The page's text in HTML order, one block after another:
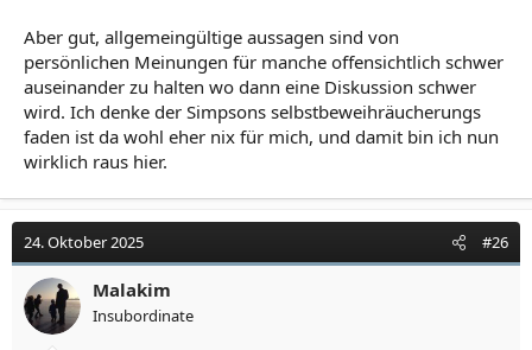
Aber gut, allgemeingültige aussagen sind von
persönlichen Meinungen für manche offensichtlich schwer
auseinander zu halten wo dann eine Diskussion schwer
wird. Ich denke der Simpsons selbstbeweihräucherungs
faden ist da wohl eher nix für mich, und damit bin ich nun
wirklich raus hier.
24. Oktober 2025 #26
Malakim
Insubordinate